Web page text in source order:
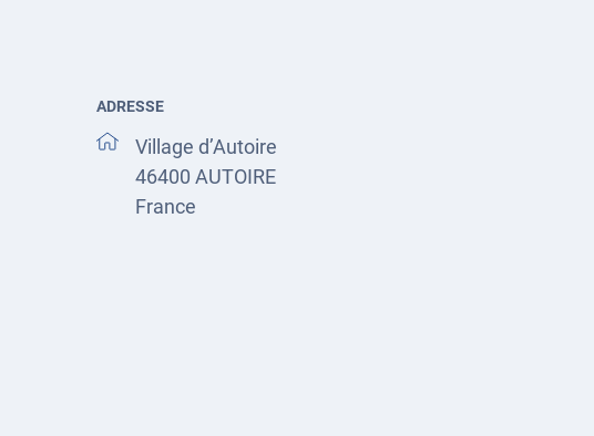
ADRESSE
Village d’Autoire
46400 AUTOIRE
France